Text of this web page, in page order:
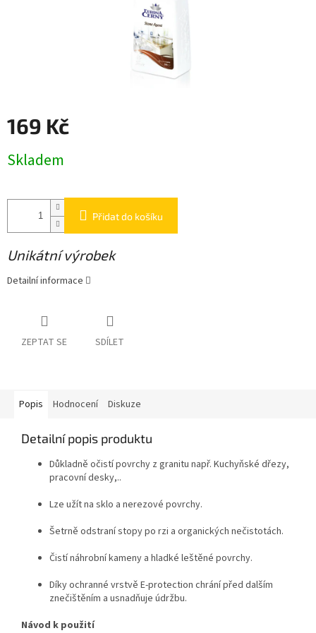
169 Kč
cena:
Skladem
Přidat do košíku
Unikátní výrobek
Detailní informace
ZEPTAT SE SDÍLET
Popis Hodnocení Diskuze
Detailní popis produktu
Důkladně očistí povrchy z granitu např. Kuchyňské dřezy,
pracovní desky,..
Lze užít na sklo a nerezové povrchy.
Šetrně odstraní stopy po rzi a organických nečistotách.
Čistí náhrobní kameny a hladké leštěné povrchy.
Díky ochranné vrstvě E-protection chrání před dalším
znečištěním a usnadňuje údržbu.
Návod k použití